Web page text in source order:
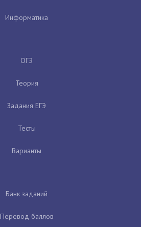
Информатика
ОГЭ
Теория
Задания ЕГЭ
Тесты
Варианты
Банк заданий
Перевод баллов